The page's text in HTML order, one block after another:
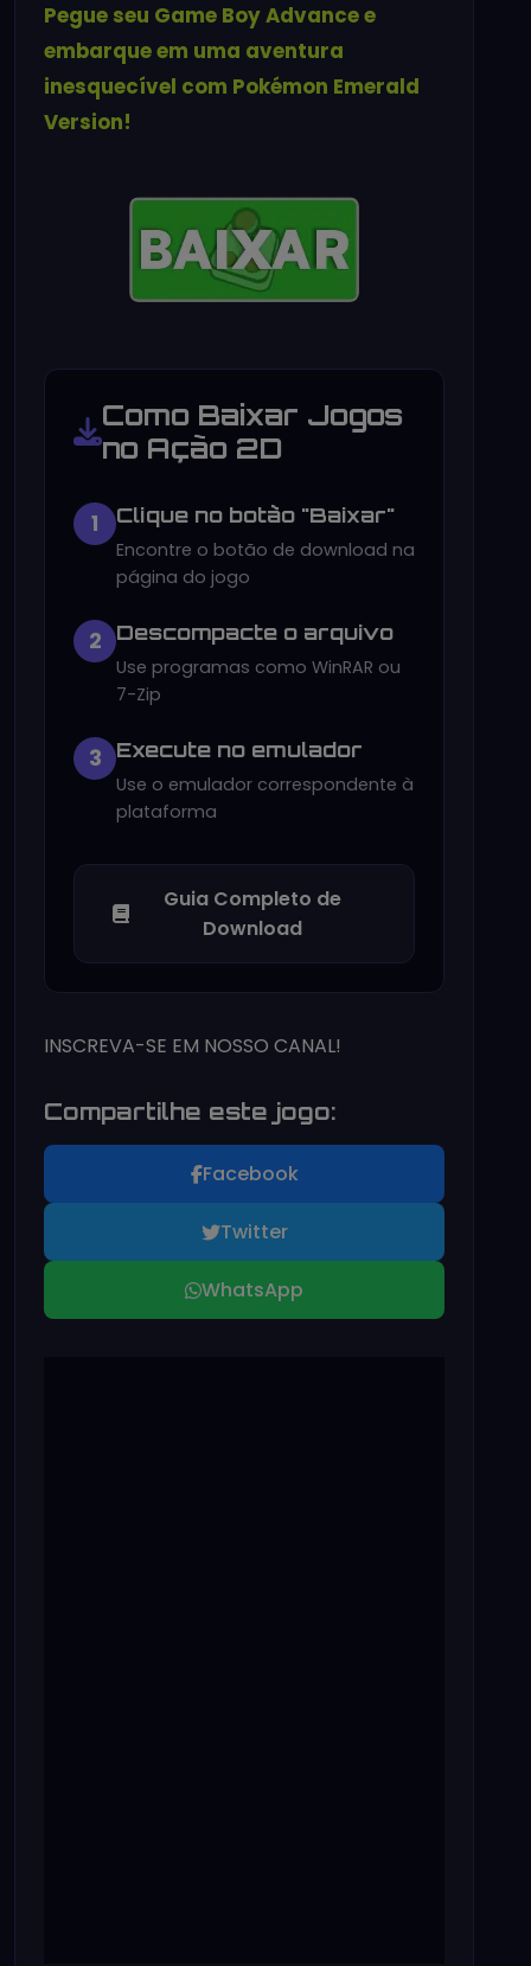
Pegue seu Game Boy Advance e
embarque em uma aventura
inesquecível com Pokémon Emerald
Version!
Como Baixar Jogos
no Ação 2D
1 Clique no botão "Baixar"
Encontre o botão de download na
página do jogo
2 Descompacte o arquivo
Use programas como WinRAR ou
7-Zip
3 Execute no emulador
Use o emulador correspondente à
plataforma
Guia Completo de
Download
INSCREVA-SE EM NOSSO CANAL!
Compartilhe este jogo:
Facebook
Twitter
WhatsApp